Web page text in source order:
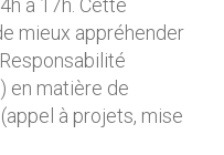
à 17h. Cette
mieux appréhender
en matière de
à projets, mise